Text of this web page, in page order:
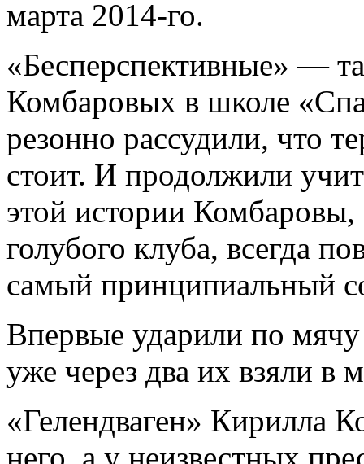
марта 2014-го.
«Бесперспективные» —
Комбаровых в школе
резонно рассудили, что
стоит. И продолжили
этой истории
голубого клуба, всегда
самый принципиальный
Впервые ударили по
уже через два их взяли в
«Гелендваген» Кирилла
него, а у неизвестных